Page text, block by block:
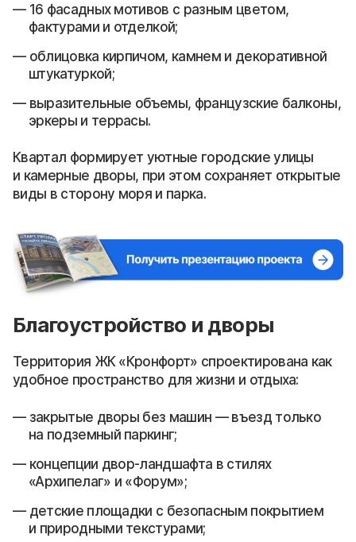
16 фасадных мотивов с разным цветом,
фактурами и отделкой;
облицовка кирпичом, камнем и декоративной
штукатуркой;
выразительные объемы, французские балконы,
эркеры и террасы.
Квартал формирует уютные городские улицы
и камерные дворы, при этом сохраняет открытые
виды в сторону моря и парка.
Благоустройство и дворы
Территория ЖК «Кронфорт» спроектирована как
удобное пространство для жизни и отдыха:
закрытые дворы без машин — въезд только
на подземный паркинг;
концепции двор-ландшафта в стилях
«Архипелаг» и «Форум»;
детские площадки с безопасным покрытием
и природными текстурами;